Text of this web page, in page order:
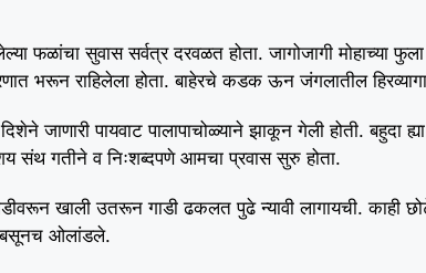
फळांचा सुवास सर्वत्र दरवळत होता. जागोजागी मोहाच्या
भरून राहिलेला होता. बाहेरचे कडक ऊन जंगलातील
जाणारी पायवाट पालापाचोळ्याने झाकून गेली होती. बहुदा
संथ गतीने व निःशब्दपणे आमचा प्रवास सुरु होता.
खाली उतरून गाडी ढकलत पुढे न्यावी लागायची. काही
बसूनच ओलांडले.